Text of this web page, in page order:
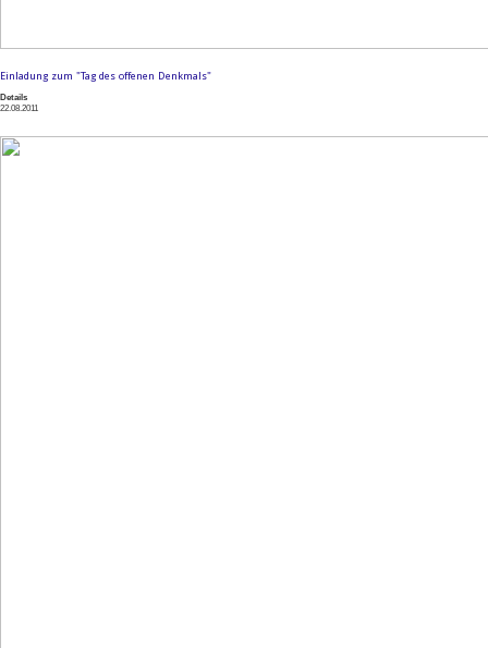
Einladung zum "Tag des offenen Denkmals"
Details
22.08.2011